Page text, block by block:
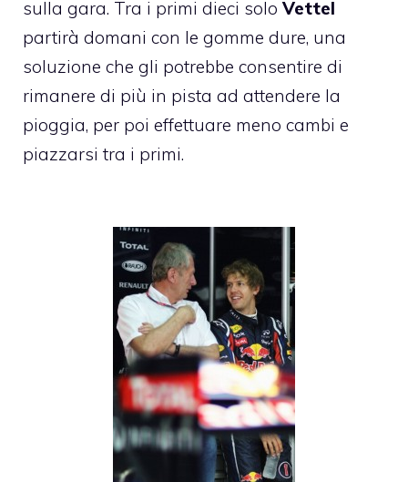
sulla gara. Tra i primi dieci soloVettel
partirà domani con le gomme dure, una
soluzione che gli potrebbe consentire di
rimanere di più in pista ad attendere la
pioggia, per poi effettuare meno cambi e
piazzarsi tra i primi.